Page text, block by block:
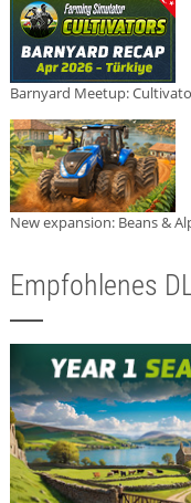
Barnyard Meetup:
New expansion: Beans &
Empfohlenes